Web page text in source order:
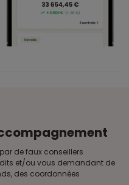
de faux conseillers
et/ou vous demandant de
des coordonnées